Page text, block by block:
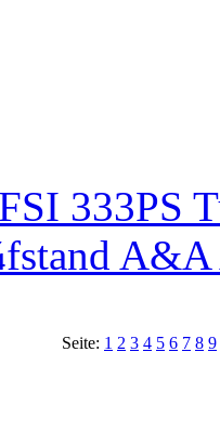
333PS
Seite: 1 2 3 4 5 6 7 8 9